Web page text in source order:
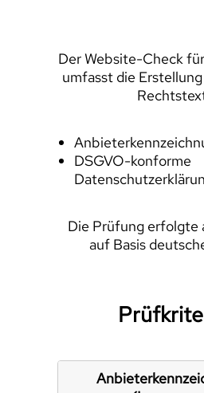
Der Website-Check
umfasst die
DSGVO-konforme
Die Prüfung erfolgte
auf Basis